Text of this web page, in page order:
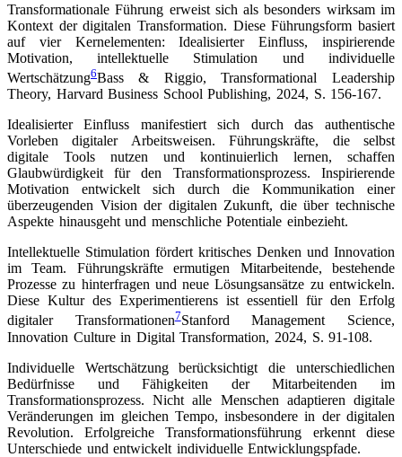
Transformationale Führung erweist sich als besonders wirksam im
Kontext der digitalen Transformation. Diese Führungsform basiert
auf vier Kernelementen: Idealisierter Einfluss, inspirierende
Motivation, intellektuelle Stimulation und individuelle
Wertschätzung6Bass & Riggio, Transformational Leadership
Theory, Harvard Business School Publishing, 2024, S. 156-167.
Idealisierter Einfluss manifestiert sich durch das authentische
Vorleben digitaler Arbeitsweisen. Führungskräfte, die selbst
digitale Tools nutzen und kontinuierlich lernen, schaffen
Glaubwürdigkeit für den Transformationsprozess. Inspirierende
Motivation entwickelt sich durch die Kommunikation einer
überzeugenden Vision der digitalen Zukunft, die über technische
Aspekte hinausgeht und menschliche Potentiale einbezieht.
Intellektuelle Stimulation fördert kritisches Denken und Innovation
im Team. Führungskräfte ermutigen Mitarbeitende, bestehende
Prozesse zu hinterfragen und neue Lösungsansätze zu entwickeln.
Diese Kultur des Experimentierens ist essentiell für den Erfolg
digitaler Transformationen7Stanford Management Science,
Innovation Culture in Digital Transformation, 2024, S. 91-108.
Individuelle Wertschätzung berücksichtigt die unterschiedlichen
Bedürfnisse und Fähigkeiten der Mitarbeitenden im
Transformationsprozess. Nicht alle Menschen adaptieren digitale
Veränderungen im gleichen Tempo, insbesondere in der digitalen
Revolution. Erfolgreiche Transformationsführung erkennt diese
Unterschiede und entwickelt individuelle Entwicklungspfade.